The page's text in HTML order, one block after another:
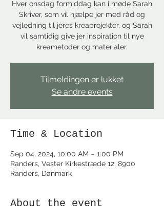
Hver onsdag formiddag kan i møde Sarah
Skriver, som vil hjælpe jer med råd og
vejledning til jeres kreaprojekter, og Sarah
vil samtidig give jer inspiration til nye
kreametoder og materialer.
Tilmeldingen er lukket
Se andre events
Time & Location
Sep 04, 2024, 10:00 AM – 1:00 PM
Randers, Vester Kirkestræde 12, 8900
Randers, Danmark
About the event